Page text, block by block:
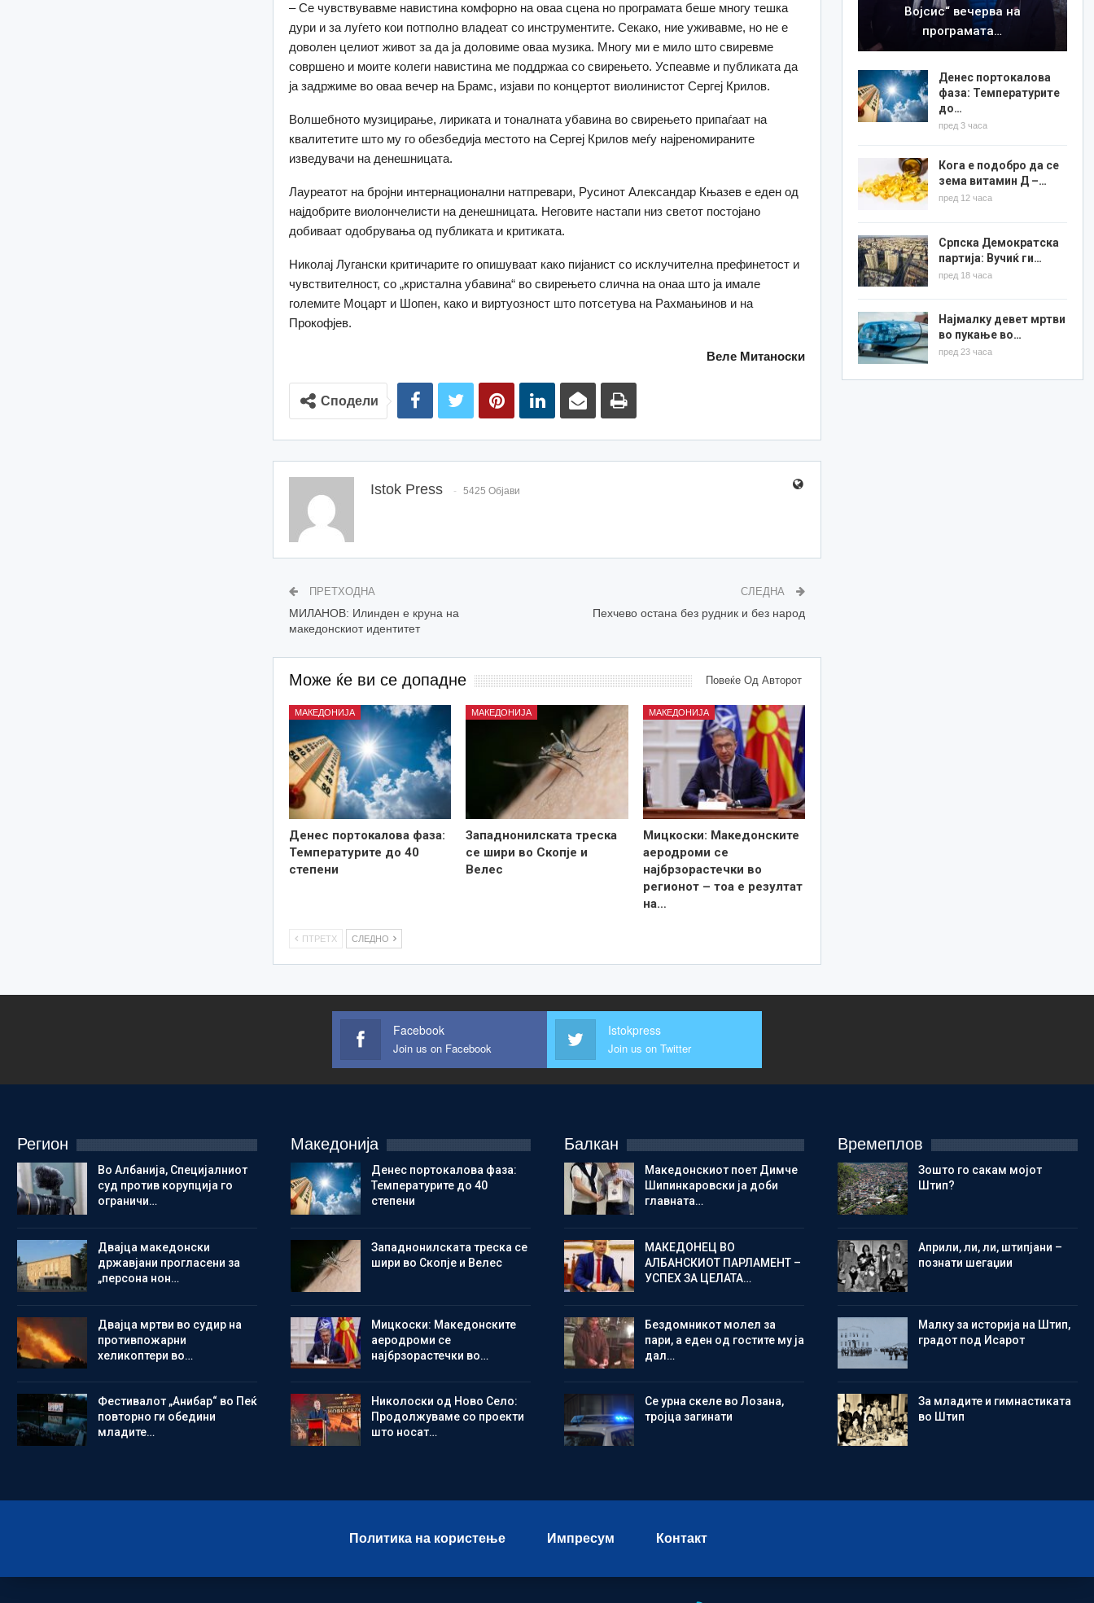
– Се чувствувавме навистина комфорно на оваа сцена но програмата беше многу тешка
дури и за луѓето кои потполно владеат со инструментите. Секако, ние уживавме, но не е
доволен целиот живот за да ја доловиме оваа музика. Многу ми е мило што свиревме
совршено и моите колеги навистина ме поддржаа со свирењето. Успеавме и публиката да
ја задржиме во оваа вечер на Брамс, изјави по концертот виолинистот Сергеј Крилов.
Волшебното музицирање, лириката и тоналната убавина во свирењето припаѓаат на
квалитетите што му го обезбедија местото на Сергеј Крилов меѓу најреномираните
изведувачи на денешницата.
Лауреатот на бројни интернационални натпревари, Русинот Александар Књазев е еден од
најдобрите виолончелисти на денешницата. Неговите настапи низ светот постојано
добиваат одобрувања од публиката и критиката.
Николај Лугански критичарите го опишуваат како пијанист со исклучителна префинетост и
чувствителност, со „кристална убавина“ во свирењето слична на онаа што ја имале
големите Моцарт и Шопен, како и виртуозност што потсетува на Рахмањинов и на
Прокофјев.
Веле Митаноски
Сподели
Istok Press 5425 Објави
ПРЕТХОДНА
МИЛАНОВ: Илинден е круна на
македонскиот идентитет
СЛЕДНА
Пехчево остана без рудник и без народ
Може ќе ви се допадне Повеќе Од Авторот
МАКЕДОНИЈА
Денес портокалова фаза:
Температурите до 40
степени
МАКЕДОНИЈА
Западнонилската треска
се шири во Скопје и
Велес
МАКЕДОНИЈА
Мицкоски: Македонските
аеродроми се
најбрзорастечки во
регионот – тоа е резултат
на…
ПТРЕТХ СЛЕДНО
Војсис“ вечерва на
програмата…
Денес портокалова
фаза: Температурите
до…
пред 3 часа
Кога е подобро да се
зема витамин Д –…
пред 12 часа
Српска Демократска
партија: Вучиќ ги…
пред 18 часа
Најмалку девет мртви
во пукање во…
пред 23 часа
Facebook
Join us on Facebook
Istokpress
Join us on Twitter
Регион
Во Албанија, Специјалниот
суд против корупција го
ограничи…
Двајца македонски
државјани прогласени за
„персона нон…
Двајца мртви во судир на
противпожарни
хеликоптери во…
Фестивалот „Анибар“ во Пеќ
повторно ги обедини
младите…
Македонија
Денес портокалова фаза:
Температурите до 40
степени
Западнонилската треска се
шири во Скопје и Велес
Мицкоски: Македонските
аеродроми се
најбрзорастечки во…
Николоски од Ново Село:
Продолжуваме со проекти
што носат…
Балкан
Македонскиот поет Димче
Шипинкаровски ја доби
главната…
МАКЕДОНЕЦ ВО
АЛБАНСКИОТ ПАРЛАМЕНТ –
УСПЕХ ЗА ЦЕЛАТА…
Бездомникот молел за
пари, а еден од гостите му ја
дал…
Се урна скеле во Лозана,
тројца загинати
Времеплов
Зошто го сакам мојот
Штип?
Aприли, ли, ли, штипјани –
познати шегаџии
Малку за историја на Штип,
градот под Исарот
Зa младите и гимнастиката
во Штип
Политика на користење Импресум Контакт